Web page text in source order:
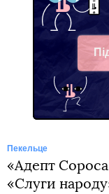
Пекельце
«Адепт
«Слуги